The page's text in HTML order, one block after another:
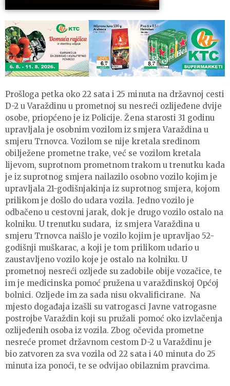
Prošloga petka oko 22 sata i 25 minuta na državnoj cesti
D-2 u Varaždinu u prometnoj su nesreći ozlijeđene dvije
osobe, priopćeno je iz Policije. Žena starosti 31 godinu
upravljala je osobnim vozilom iz smjera Varaždina u
smjeru Trnovca. Vozilom se nije kretala sredinom
obilježene prometne trake, već se vozilom kretala
lijevom, suprotnom prometnom trakom u trenutku kada
je iz suprotnog smjera nailazilo osobno vozilo kojim je
upravljala 21-godišnjakinja iz suprotnog smjera, kojom
prilikom je došlo do udara vozila. Jedno vozilo je
odbačeno u cestovni jarak, dok je drugo vozilo ostalo na
kolniku. U trenutku sudara, iz smjera Varaždina u
smjeru Trnovca naišlo je vozilo kojim je upravljao 52-
godišnji muškarac, a koji je tom prilikom udario u
zaustavljeno vozilo koje je ostalo na kolniku. U
prometnoj nesreći ozljede su zadobile obije vozačice, te
im je medicinska pomoć pružena u varaždinskoj Općoj
bolnici. Ozljede im za sada nisu okvalificirane. Na
mjesto događaja izašli su vatrogasci Javne vatrogasne
postrojbe Varaždin koji su pružali pomoć oko izvlačenja
ozlijeđenih osoba iz vozila. Zbog očevida prometne
nesreće promet državnom cestom D-2 u Varaždinu je
bio zatvoren za sva vozila od 22 sata i 40 minuta do 25
minuta iza ponoći, te se odvijao obilaznim pravcima.